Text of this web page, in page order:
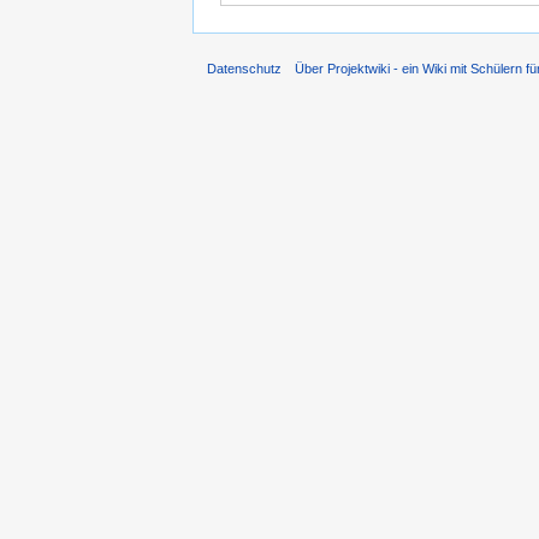
Datenschutz Über Projektwiki - ein Wiki mit Schülern